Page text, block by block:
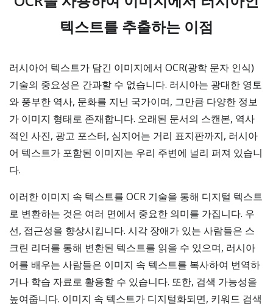
텍스트를 추출하는 이점
러시아어 텍스트가 담긴 이미지에서 OCR(광학 문자 인식)
기술의 중요성은 간과할 수 없습니다. 러시아는 광대한 영토
와 풍부한 역사, 문화를 지닌 국가이며, 그만큼 다양한 정보
가 이미지 형태로 존재합니다. 오래된 문서의 스캔본, 역사
적인 사진, 광고 포스터, 심지어는 거리 표지판까지, 러시아
어 텍스트가 포함된 이미지는 우리 주변에 널리 퍼져 있습니
다.
이러한 이미지 속 텍스트를 OCR 기술을 통해 디지털 텍스트
로 변환하는 것은 여러 면에서 중요한 의미를 가집니다. 우
선, 접근성을 향상시킵니다. 시각 장애가 있는 사람들은 스
크린 리더를 통해 변환된 텍스트를 읽을 수 있으며, 러시아
어를 배우는 사람들은 이미지 속 텍스트를 복사하여 번역하
거나 학습 자료로 활용할 수 있습니다. 또한, 검색 가능성을
높여줍니다. 이미지 속 텍스트가 디지털화되면, 키워드 검색